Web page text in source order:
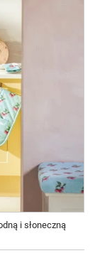
i słoneczną